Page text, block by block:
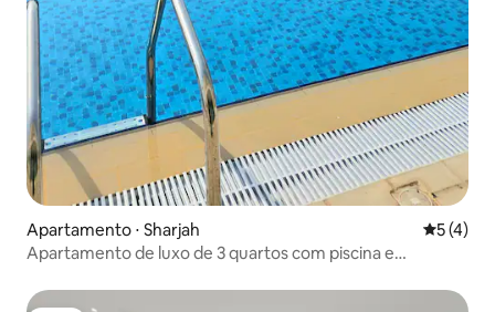
Apartamento ⋅ Sharjah 5 de
5 (4)
Apartamento de luxo de 3 quartos com piscina e